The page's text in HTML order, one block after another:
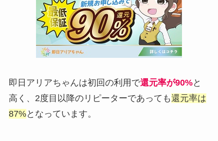
即日アリアちゃんは初回の利用で還元率が90%と
高く、2度目以降のリピーターであっても還元率は
87%となっています。